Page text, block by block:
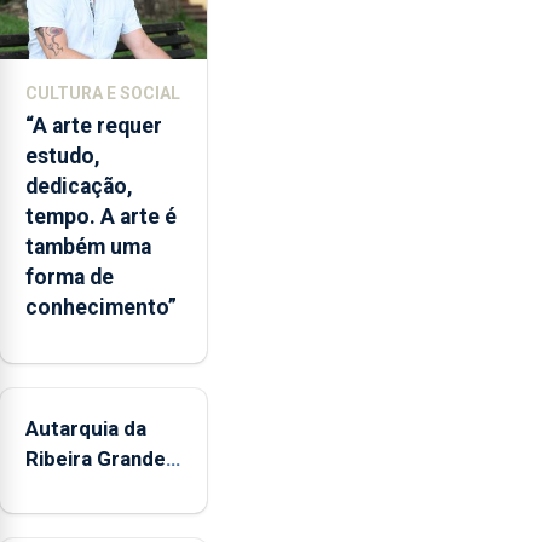
CULTURA E SOCIAL
“A arte requer
estudo,
dedicação,
tempo. A arte é
também uma
forma de
conhecimento”
Autarquia da
Ribeira Grande
iniciativa